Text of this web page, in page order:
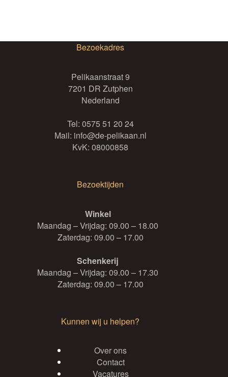
Bezoekadres
Pelikaanstraat 9
7201 DR Zutphen
Nederland
Tel: 0575 51 20 24
Mail: info@de-pelikaan.nl
KvK: 08000858
Bezoektijden
Winkel
Maandag – Vrijdag: 09.00 – 18.00
Zaterdag: 09.00 – 17.00
Schenkerij
Maandag – Vrijdag: 09.00 – 17.30
Zaterdag: 09.00 – 17.00
Kunnen wij u helpen?
Over ons
Contact
Vacatures